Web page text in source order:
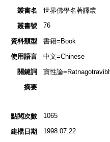
叢書名
世界佛學名著譯叢
叢書號
76
資料類型
書籍=Book
使用語言
中文=Chinese
關鍵詞
寶性論
摘要
點閱次數 1065
建檔日期 1998.07.22